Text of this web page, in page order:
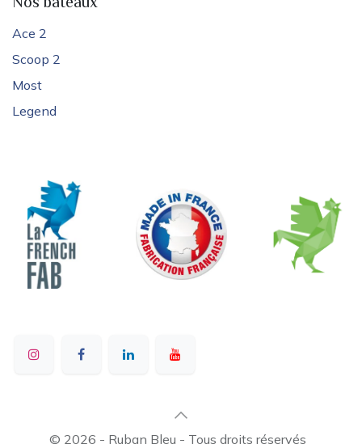
Ace 2
Scoop 2
Most
Legend
© 2026 - Ruban Bleu - Tous droits réservés